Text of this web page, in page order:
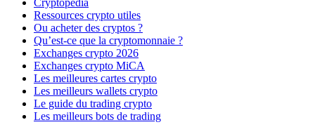
Cryptopedia
Ressources crypto utiles
Ou acheter des cryptos ?
Qu’est-ce que la cryptomonnaie ?
Exchanges crypto 2026
Exchanges crypto MiCA
Les meilleures cartes crypto
Les meilleurs wallets crypto
Le guide du trading crypto
Les meilleurs bots de trading